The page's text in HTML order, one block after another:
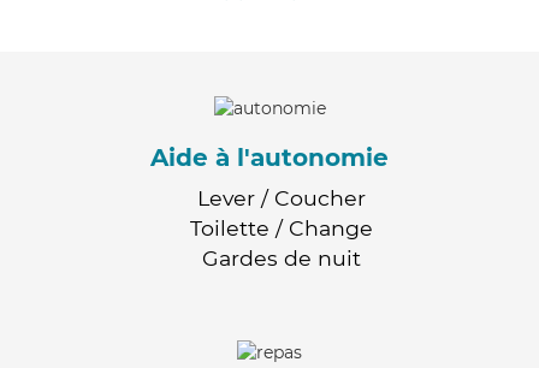
Aide à l'autonomie
Lever / Coucher
Toilette / Change
Gardes de nuit